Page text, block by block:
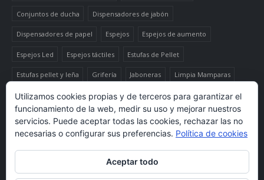
Conjuntos de ducha Dispensadores de jabón
Dispensadores de papel Espejos Espejos de aumento
Espejos Led Espejos táctiles Estufas de Pellet
Estufas pellet y leña Grifería Jaboneras Limpia Mamparas
Luminaria Mueble auxiliar alto Muebles de baño Papeleras
Termo-productos de leña TermoChimeneas de Pellets
TermoEstufas de Pellets Toalleros eléctricos secatoallas
Utilizamos cookies propias y de terceros para garantizar el
funcionamiento de la web, medir su uso y mejorar nuestros
servicios. Puede aceptar todas las cookies, rechazar las no
necesarias o configurar sus preferencias. Política de cookies
Aceptar todo